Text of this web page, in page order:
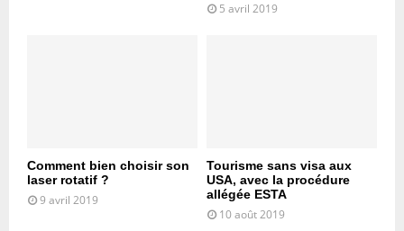
5 avril 2019
Comment bien choisir son
laser rotatif ?
9 avril 2019
Tourisme sans visa aux
USA, avec la procédure
allégée ESTA
10 août 2019